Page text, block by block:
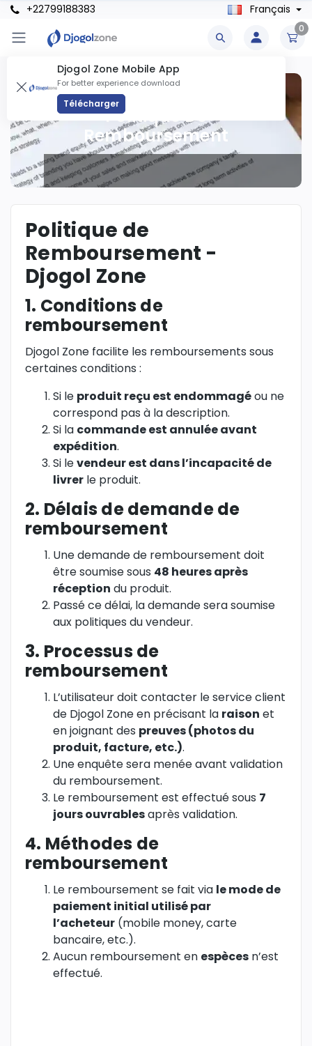
+22799188383 Français
0
Djogol Zone Mobile App
For better experience download
Télécharger
Politique De
Remboursement
Politique de
Remboursement -
Djogol Zone
1. Conditions de
remboursement
Djogol Zone facilite les remboursements sous
certaines conditions :
Si le produit reçu est endommagéou ne
correspond pas à la description.
Si la commande est annulée avant
expédition.
Si levendeur est dans l’incapacité de
livrer le produit.
2. Délais de demande de
remboursement
Une demande de remboursement doit
être soumise sous 48 heures après
réception du produit.
Passé ce délai, la demande sera soumise
aux politiques du vendeur.
3. Processus de
remboursement
L’utilisateur doit contacter le service client
de Djogol Zone en précisant la raison et
en joignant des preuves (photos du
produit, facture, etc.).
Une enquête sera menée avant validation
du remboursement.
Le remboursement est effectué sous 7
jours ouvrablesaprès validation.
4. Méthodes de
remboursement
Le remboursement se fait via le mode de
paiement initial utilisé par
l’acheteur (mobile money, carte
bancaire, etc.).
Aucun remboursement en espèces n’est
effectué.